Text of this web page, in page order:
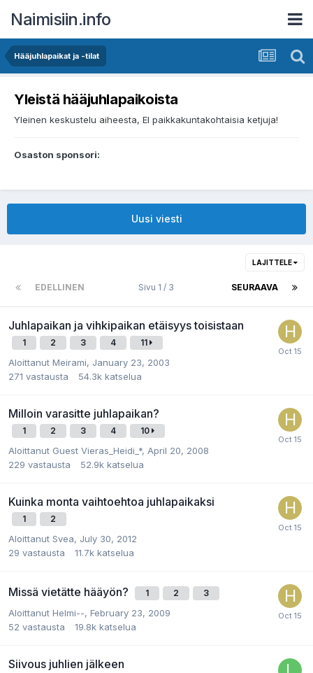
Naimisiin.info
Hääjuhlapaikat ja -tilat
Yleistä hääjuhlapaikoista
Yleinen keskustelu aiheesta, EI paikkakuntakohtaisia ketjuja!
Osaston sponsori:
Uusi viesti
LAJITTELE
EDELLINEN SEURAAVA
Sivu 1 / 3
Juhlapaikan ja vihkipaikan etäisyys toisistaan
1 2 3 4 11
Aloittanut Meirami, January 23, 2003
271 vastausta 54.3k katselua
Milloin varasitte juhlapaikan?
1 2 3 4 10
Aloittanut Guest Vieras_Heidi_*, April 20, 2008
229 vastausta 52.9k katselua
Kuinka monta vaihtoehtoa juhlapaikaksi
1 2
Aloittanut Svea, July 30, 2012
29 vastausta 11.7k katselua
Missä vietätte hääyön? 1 2 3
Aloittanut Helmi--, February 23, 2009
52 vastausta 19.8k katselua
Siivous juhlien jälkeen